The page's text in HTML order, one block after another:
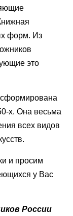
форм. Из
это
х. Она весьма
всех видов
и просим
у Вас
России